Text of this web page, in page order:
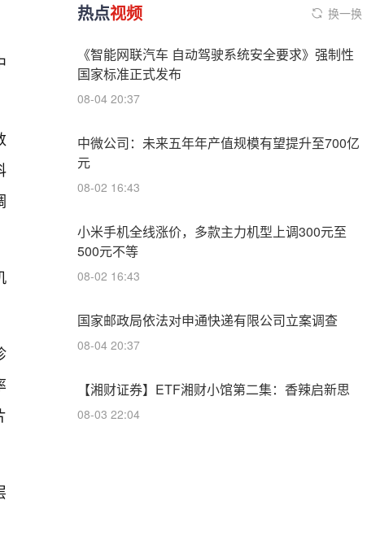
热点视频 换一换
《智能网联汽车 自动驾驶系统安全要求》强制性
国家标准正式发布
08-04 20:37
中微公司：未来五年年产值规模有望提升至700亿
元
08-02 16:43
小米手机全线涨价，多款主力机型上调300元至
500元不等
08-02 16:43
国家邮政局依法对申通快递有限公司立案调查
08-04 20:37
【湘财证券】ETF湘财小馆第二集：香辣启新思
08-03 22:04